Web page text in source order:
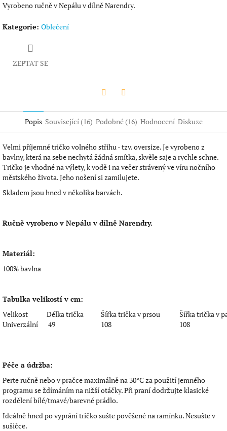
Vyrobeno ručně v Nepálu v dílně Narendry.
Kategorie: Oblečení
ZEPTAT SE
Popis Související (16) Podobné (16) Hodnocení Diskuze
Velmi příjemné tričko volného střihu - tzv. oversize. Je vyrobeno z
bavlny, která na sebe nechytá žádná smítka, skvěle saje a rychle schne.
Tričko je vhodné na výlety, k vodě i na večer strávený ve víru nočního
městského života. Jeho nošení si zamilujete.
Skladem jsou hned v několika barvách.
Ručně vyrobeno v Nepálu v dílně Narendry.
Materiál:
100% bavlna
Tabulka velikostí v cm:
Velikost
Délka trička Šířka trička v prsou
Šířka trička v
Univerzální
49 108 108
Péče a údržba:
Perte ručně nebo v pračce maximálně na 30°C za použití jemného
programu se ždímáním na nižší otáčky. Při praní dodržujte klasické
rozdělení bílé/tmavé/barevné prádlo.
Ideálně hned po vyprání tričko sušte pověšené na ramínku. Nesušte v
sušičce.